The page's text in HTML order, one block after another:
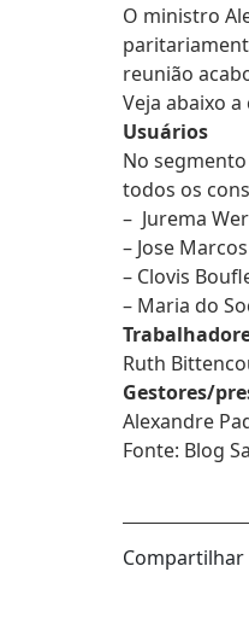
O ministro
reunião
Veja abaixo
Usuários
No
todos os
– Jurema
– Jose
– Clovis
– Maria do
Ruth
Gestores/
Alexandre
Fonte: Blog
Compartilhar